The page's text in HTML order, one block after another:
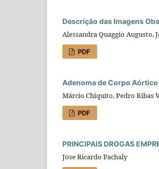
Descrição das Imagens
Alessandra Quaggio Augusto,
PDF
Adenoma de Corpo
Márcio Chiquito, Pedro Ribas
PDF
PRINCIPAlS DROGAS
Jose Ricardo Pachaly